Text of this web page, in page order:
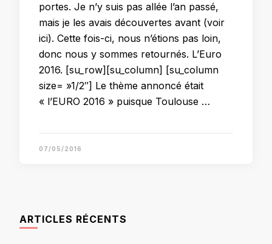
portes. Je n’y suis pas allée l’an passé,
mais je les avais découvertes avant (voir
ici). Cette fois-ci, nous n’étions pas loin,
donc nous y sommes retournés. L’Euro
2016. [su_row][su_column] [su_column
size= »1/2″] Le thème annoncé était
« l’EURO 2016 » puisque Toulouse …
07/05/2016
ARTICLES RÉCENTS